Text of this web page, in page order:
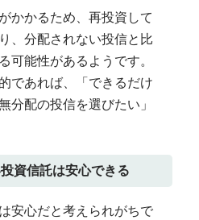
かかるため、再投資して
、分配されない投信と比
可能性があるようです。
であれば、「できるだけ
分配の投信を選びたい」
資信託は安心できる
安心だと考えられがちで